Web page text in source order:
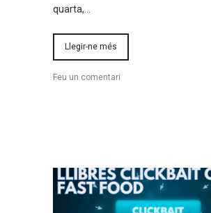
quarta,…
Llegir-ne més
Feu un comentari